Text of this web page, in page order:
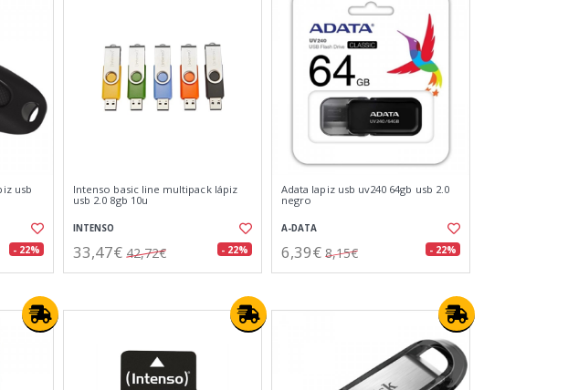
usb
- 22%
Intenso basic line multipack lápiz
usb 2.0 8gb 10u
INTENSO
33,47€ 42,72€ - 22%
Adata lapiz usb uv240 64gb usb 2.0
negro
A-DATA
6,39€ 8,15€ - 22%